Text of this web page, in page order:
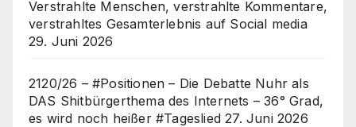
Verstrahlte Menschen, verstrahlte Kommentare,
verstrahltes Gesamterlebnis auf Social media
29. Juni 2026
2120/26 – #Positionen – Die Debatte Nuhr als
DAS Shitbürgerthema des Internets – 36° Grad,
es wird noch heißer #Tageslied 27. Juni 2026